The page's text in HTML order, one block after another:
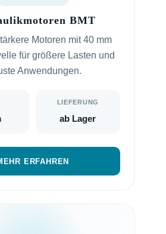
BMT
Motoren mit 40 mm
für größere Lasten und
Anwendungen.
LIEFERUNG
ab Lager
ERFAHREN